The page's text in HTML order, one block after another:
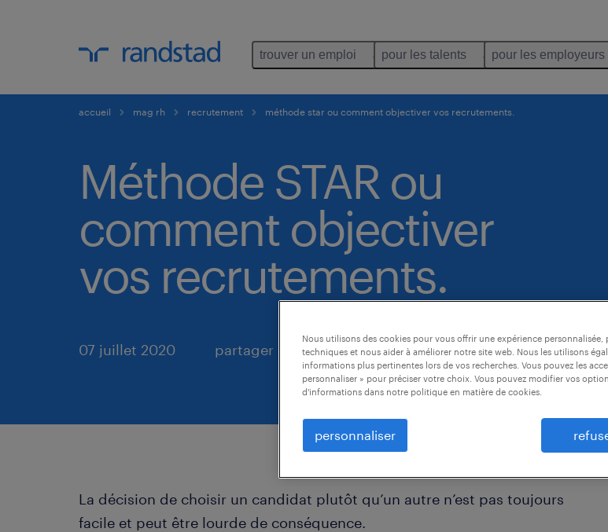
trouver un emploi pour les talents pour les employeurs
accueil mag rh recrutement méthode star ou comment objectiver vos recrutements.
Méthode STAR ou
comment objectiver
vos recrutements.
07 juillet 2020 partager
La décision de choisir un candidat plutôt qu’un autre n’est pas toujours
facile et peut être lourde de conséquence.
Nous utilisons des cookies pour vous offrir une expérience
techniques et nous aider à améliorer notre site web. Nous les utilisons
informations plus pertinentes lors de vos recherches. Vous pouvez les
personnaliser » pour préciser votre choix. Vous pouvez modifier vos
d'informations dans notre politique en matière de cookies.
personnaliser